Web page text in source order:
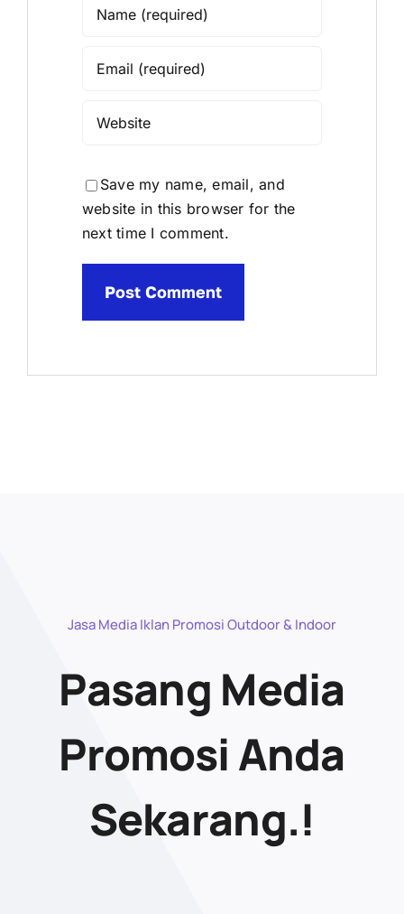
Save my name, email, and
website in this browser for the
next time I comment.
Jasa Media Iklan Promosi Outdoor & Indoor
Pasang Media
Promosi Anda
Sekarang.!